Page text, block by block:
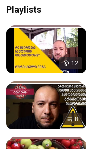
Playlists
12
8